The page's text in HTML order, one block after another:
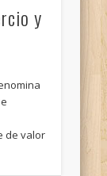
y
de valor